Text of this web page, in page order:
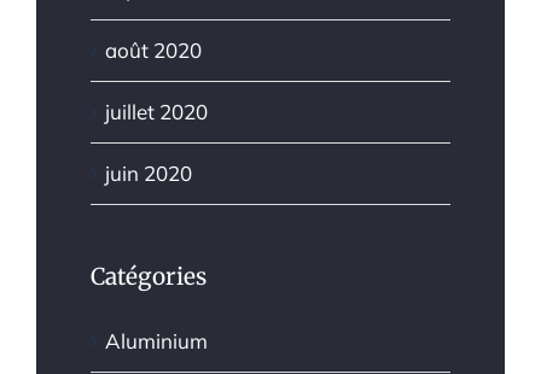
août 2020
juillet 2020
juin 2020
Catégories
Aluminium